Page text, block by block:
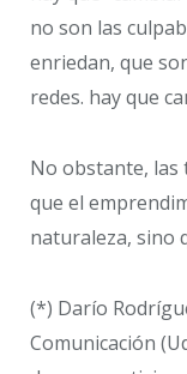
no son las
enriedan, que
redes. hay que
No obstante, las
que el
naturaleza, sino
(*) Darío
Comunicación